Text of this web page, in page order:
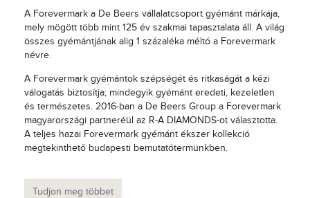
A Forevermark a De Beers vállalatcsoport gyémánt márkája,
mely mögött több mint 125 év szakmai tapasztalata áll. A világ
összes gyémántjának alig 1 százaléka méltó a Forevermark
névre.
A Forevermark gyémántok szépségét és ritkaságát a kézi
válogatás biztosítja; mindegyik gyémánt eredeti, kezeletlen
és természetes. 2016-ban a De Beers Group a Forevermark
magyarországi partneréül az R-A DIAMONDS-ot választotta.
A teljes hazai Forevermark gyémánt ékszer kollekció
megtekinthető budapesti bemutatótermünkben.
Tudjon meg többet